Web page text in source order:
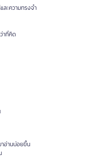
ะความทรงจำ
าที่คิด
อ่านบ่อยขึ้น